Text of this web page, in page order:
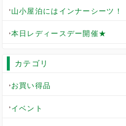
山小屋泊にはインナーシーツ！
本日レディースデー開催★
カテゴリ
お買い得品
イベント